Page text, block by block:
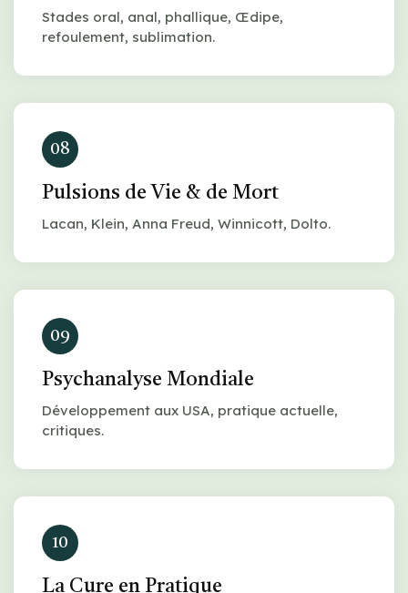
Stades oral, anal, phallique, Œdipe,
refoulement, sublimation.
08
Pulsions de Vie & de Mort
Lacan, Klein, Anna Freud, Winnicott, Dolto.
09
Psychanalyse Mondiale
Développement aux USA, pratique actuelle,
critiques.
10
La Cure en Pratique